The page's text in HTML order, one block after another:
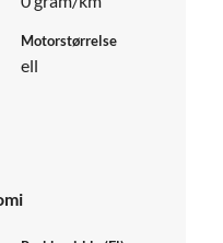
Motorstørrelse
ell